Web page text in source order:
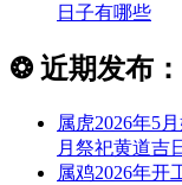
日子有哪些
❂ 近期发布：
属虎2026年5
月祭祀黄道吉
属鸡2026年开